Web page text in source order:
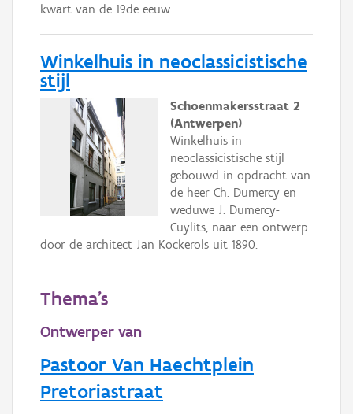
kwart van de 19de eeuw.
Winkelhuis in neoclassicistische
stijl
Schoenmakersstraat 2
(Antwerpen)
Winkelhuis in
neoclassicistische stijl
gebouwd in opdracht van
de heer Ch. Dumercy en
weduwe J. Dumercy-
Cuylits, naar een ontwerp
door de architect Jan Kockerols uit 1890.
Thema's
Ontwerper van
Pastoor Van Haechtplein
Pretoriastraat